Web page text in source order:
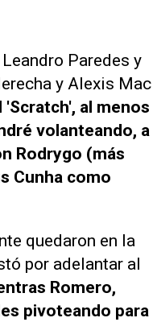
Paredes y
y Alexis Mac
'Scratch', al menos
volanteando, a
Rodrygo (más
Cunha como
quedaron en la
por adelantar al
Romero,
pivoteando para